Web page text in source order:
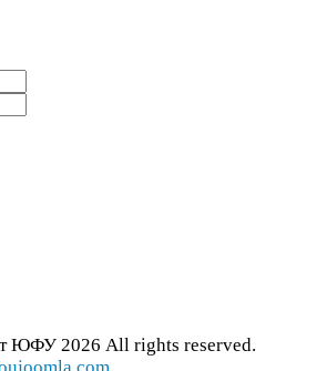
ЮФУ 2026 All rights reserved.